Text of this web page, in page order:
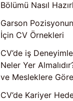
Bölümü Nasıl
Garson
İçin CV Örnekleri
CV’de iş
Neler Yer
ve Mesleklere
CV’de Kariyer